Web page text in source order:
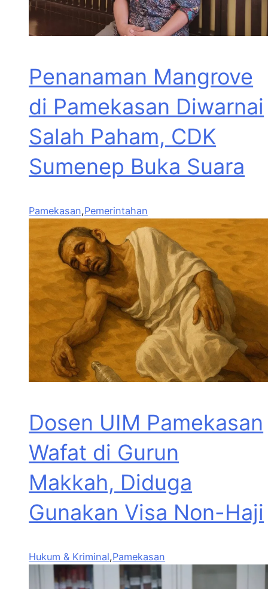
Penanaman Mangrove
di Pamekasan Diwarnai
Salah Paham, CDK
Sumenep Buka Suara
Pamekasan,Pemerintahan
Dosen UIM Pamekasan
Wafat di Gurun
Makkah, Diduga
Gunakan Visa Non-Haji
Hukum & Kriminal,Pamekasan